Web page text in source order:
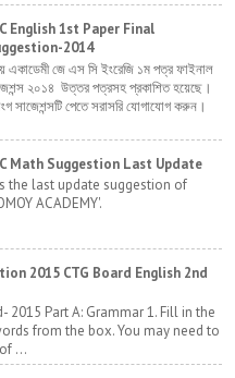
English 1st Paper Final
2014
একাডেমী জে এস সি ইংরেজি ১ম পত্র ফাইনাল
২০১৪ উত্তর পত্রসহ প্রকাশিত হয়েছে।
সাজেশন্সটি পেতে সরাসরি যোগাযোগ করুন।
Math Suggestion Last Update
the last update suggestion of
ACADEMY'.
2015 CTG Board English 2nd
2015 Part A: Grammar 1. Fill in the
from the box. You may need to
...